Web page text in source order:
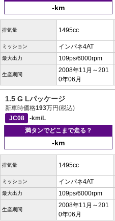
-km
排気量 1495cc
ミッション インパネ4AT
最大出力 109ps/6000rpm
生産期間
2008年11月～201
0年06月
1.5 G Lパッケージ
新車時価格193万円(税込)
JC08
-km/L
満タンでどこまで走る？
-km
排気量 1495cc
ミッション インパネ4AT
最大出力 109ps/6000rpm
生産期間
2008年11月～201
0年06月